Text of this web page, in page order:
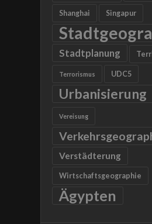
Shanghai Singapur
Stadtplanung
Terrorismus UDC5
Urbanisierung
Vereisung
Verstädterung
Wirtschaftsgeographie
Ägypten